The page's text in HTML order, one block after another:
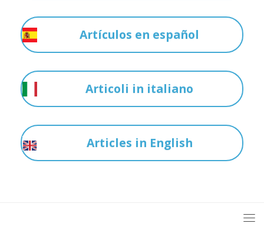
Artículos en español
Articoli in italiano
Articles in English